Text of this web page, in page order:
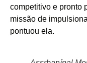
competitivo e pronto
missão de
pontuou ela.